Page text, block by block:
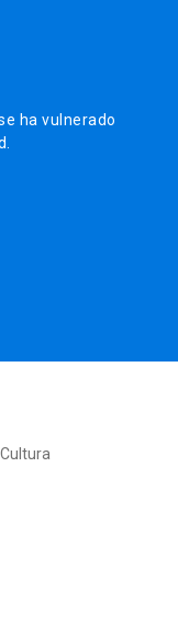
ha vulnerado